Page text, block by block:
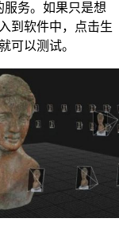
服务。如果只是想
到软件中，点击生
可以测试。